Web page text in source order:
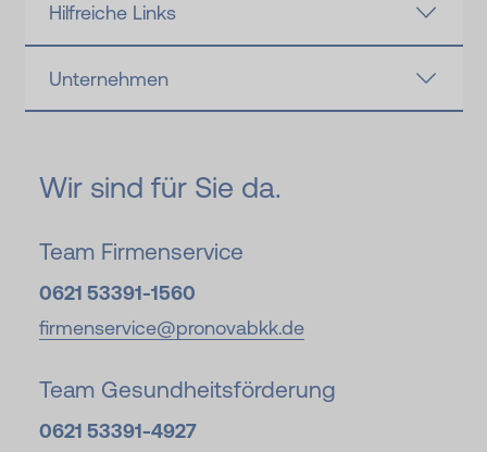
Hilfreiche Links
Unternehmen
Wir sind für Sie da.
Team Firmenservice
0621 53391-1560
firmenservice@pronovabkk.de
Team Gesundheitsförderung
0621 53391-4927